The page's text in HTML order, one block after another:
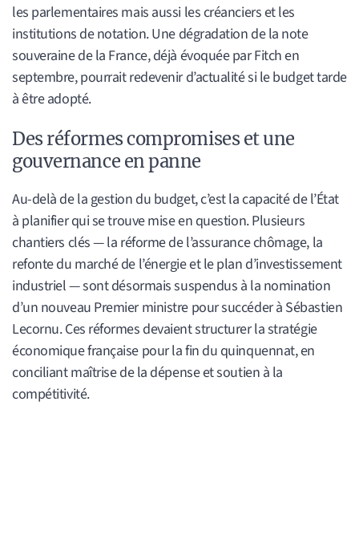
les parlementaires mais aussi les créanciers et les
institutions de notation. Une dégradation de la note
souveraine de la France, déjà évoquée par Fitch en
septembre, pourrait redevenir d’actualité si le budget tarde
à être adopté.
Des réformes compromises et une
gouvernance en panne
Au-delà de la gestion du budget, c’est la capacité de l’État
à planifier qui se trouve mise en question. Plusieurs
chantiers clés — la réforme de l’assurance chômage, la
refonte du marché de l’énergie et le plan d’investissement
industriel — sont désormais suspendus à la nomination
d’un nouveau Premier ministre pour succéder à Sébastien
Lecornu. Ces réformes devaient structurer la stratégie
économique française pour la fin du quinquennat, en
conciliant maîtrise de la dépense et soutien à la
compétitivité.